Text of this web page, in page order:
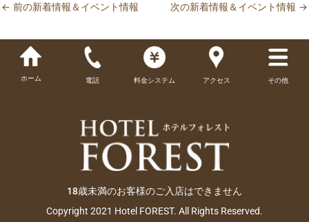
← 前の新着情報＆イベント情報 次の新着情報＆イベント情報 →
ホーム 電話 料金システム アクセス その他
18歳未満のお客様のご入店はできません
Copyright 2021 Hotel FOREST. All Rights Reserved.